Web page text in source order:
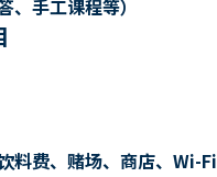
、手工课程等）
料费、赌场、商店、Wi-